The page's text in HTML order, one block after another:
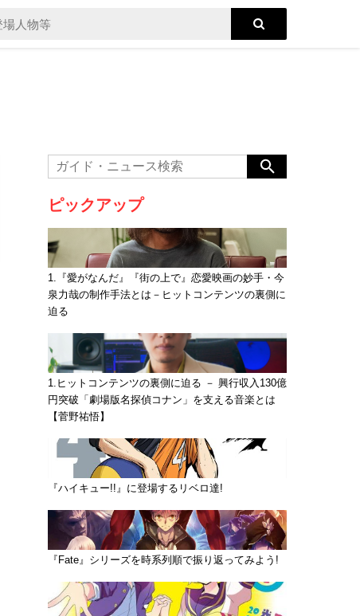
ピックアップ
1.『愛がなんだ』『街の上で』恋愛映画の妙手・今
泉力哉の制作手法とは－ヒットコンテンツの裏側に
迫る
1.ヒットコンテンツの裏側に迫る － 興行収入130億
円突破「劇場版名探偵コナン」を支える音楽とは
【菅野祐悟】
『ハイキュー!!』に登場するリベロ達!
『Fate』シリーズを時系列順で振り返ってみよう!